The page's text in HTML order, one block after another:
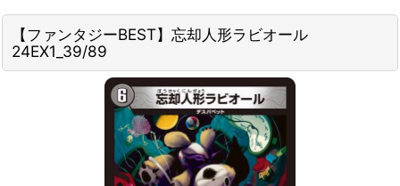
【ファンタジーBEST】忘却人形ラビオール
24EX1_39/89